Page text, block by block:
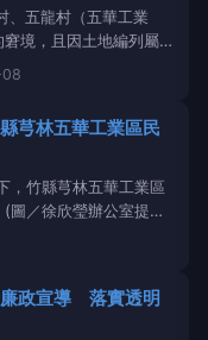
、五龍村（五華工業
境，且因土地編列屬工
。在立法委員徐欣瑩持
得解套。徐欣瑩辦公室
及配水池，且也提出其
芎林五華工業區民
，竹縣芎林五華工業區
圖／徐欣瑩辦公室提
】有水了！
區）長期面臨無自來
持續奔走下，民生用水
政宣導 落實透明